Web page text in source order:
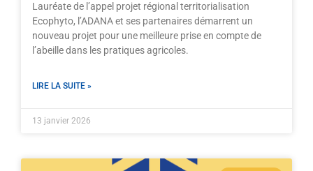
Lauréate de l’appel projet régional territorialisation
Ecophyto, l’ADANA et ses partenaires démarrent un
nouveau projet pour une meilleure prise en compte de
l’abeille dans les pratiques agricoles.
LIRE LA SUITE »
13 janvier 2026